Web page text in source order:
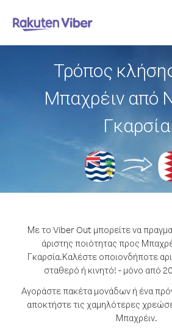
Τρόπος
Μπαχρέιν από
Γκαρσία
Με το Viber Out μπορείτε να
άριστης ποιότητας προς
Γκαρσία.Καλέστε οποιονδήποτε
σταθερό ή κινητό! - μόνο από
Αγοράστε πακέτα μονάδων ή ένα
αποκτήστε τις χαμηλότερες
Μπαχρέιν.